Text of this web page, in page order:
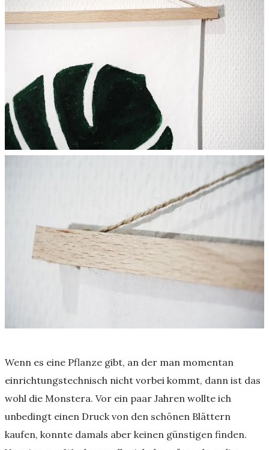
Wenn es eine Pflanze gibt, an der man momentan
einrichtungstechnisch nicht vorbei kommt, dann ist das
wohl die Monstera. Vor ein paar Jahren wollte ich
unbedingt einen Druck von den schönen Blättern
kaufen, konnte damals aber keinen günstigen finden.